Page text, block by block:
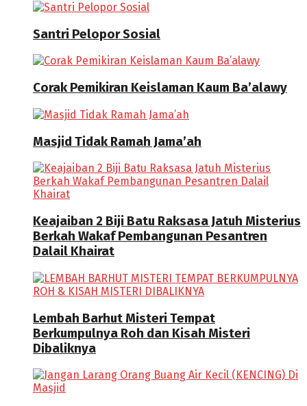
Santri Pelopor Sosial
Corak Pemikiran Keislaman Kaum Ba’alawy
Masjid Tidak Ramah Jama’ah
Keajaiban 2 Biji Batu Raksasa Jatuh Misterius
Berkah Wakaf Pembangunan Pesantren
Dalail Khairat
Lembah Barhut Misteri Tempat
Berkumpulnya Roh dan Kisah Misteri
Dibaliknya